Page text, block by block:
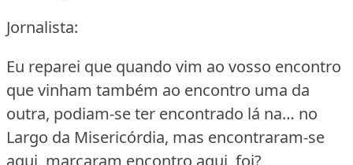
Jornalista:
Eu reparei que quando vim ao vosso encontro
que vinham também ao encontro uma da
outra, podiam-se ter encontrado lá na… no
Largo da Misericórdia, mas encontraram-se